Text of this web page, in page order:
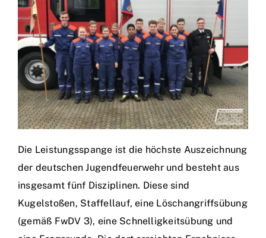
Die Leistungsspange ist die höchste Auszeichnung
der deutschen Jugendfeuerwehr und besteht aus
insgesamt fünf Disziplinen. Diese sind
Kugelstoßen, Staffellauf, eine Löschangriffsübung
(gemäß FwDV 3), eine Schnelligkeitsübung und